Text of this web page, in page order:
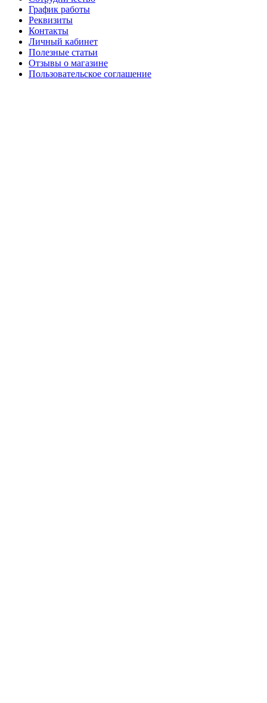
График работы
Реквизиты
Контакты
Личный кабинет
Полезные статьи
Отзывы о магазине
Пользовательское соглашение